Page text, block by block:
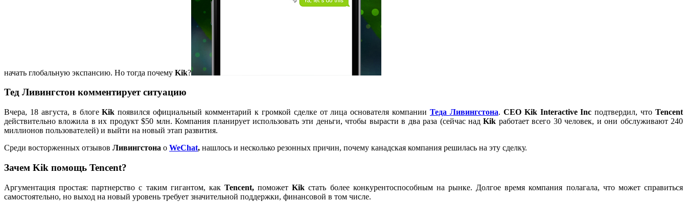
начать глобальную экспансию. Но тогда почему Kik?
Тед Ливингстон комментирует ситуацию
Вчера, 18 августа, в блогеKik появился официальный комментарий к громкой сделке от лица основателя компании Теда Ливингстона. CEO Kik Interactive Inc подтвердил, что Tencent
действительно вложила в их продукт$50 млн. Компания планирует использовать эти деньги, чтобы вырасти в два раза (сейчас надKik работает всего 30 человек, и они обслуживают 240
миллионов пользователей) и выйти на новый этап развития.
Среди восторженных отзывов Ливингстона о WeChat, нашлось и несколько резонных причин, почему канадская компания решилась на эту сделку.
Зачем Kik помощь Tencent?
Аргументация простая: партнерство с таким гигантом, как Tencent, поможетKik стать более конкурентоспособным на рынке. Долгое время компания полагала, что может справиться
самостоятельно, но выход на новый уровень требует значительной поддержки, финансовой в том числе.